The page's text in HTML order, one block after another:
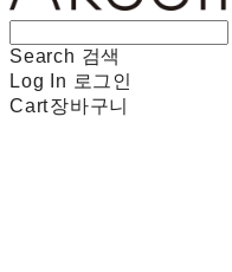
Search 검색
Log In 로그인
Cart장바구니